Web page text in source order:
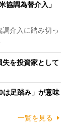
協調為替介入」
介入に踏み切っ
を投資家として
は足踏み」が意味
一覧を見る